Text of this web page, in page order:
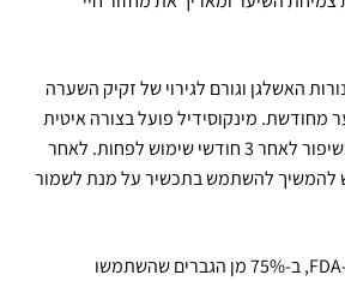
האשלגן וגורם לגירוי של זקיק השערה
מחודשת. מינקוסידיל פועל בצורה איטית
אך יעילה, ניתן לצפות בשיפור לאחר 3 חודשי שימוש לפחות. לאחר
להמשיך להשתמש בתכשיר על מנת לשמור
על פי מחקרים שערך ה-FDA, ב-75% מן הגברים שהשתמשו